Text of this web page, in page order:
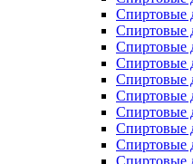
Спиртовые
Спиртовые
Спиртовые
Спиртовые
Спиртовые
Спиртовые
Спиртовые
Спиртовые
Спиртовые
Спиртовые